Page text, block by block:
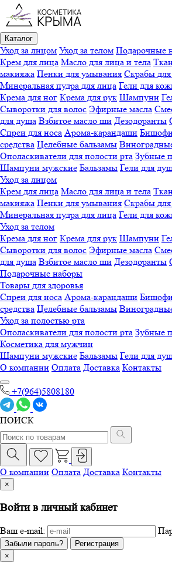
Каталог
Уход за лицом Уход за телом Подарочные
Крем для лица Масло для лица и тела
макияжа Пенки для умывания Скрабы
Минеральная пудра для лица Гели для
Крема для ног Крема для рук Шампуни
Сыворотки для волос Эфирные масла
для душа Взбитое масло ши Дезодоранты
Спреи для носа Арома-карандаши
средства Целебные бальзамы
Ополаскиватели для полости рта Зубные
Шампуни мужские Бальзамы Гели для
Уход за лицом
Крем для лица Масло для лица и тела
макияжа Пенки для умывания Скрабы
Минеральная пудра для лица Гели для
Уход за телом
Крема для ног Крема для рук Шампуни
Сыворотки для волос Эфирные масла
для душа Взбитое масло ши Дезодоранты
Подарочные наборы
Товары для здоровья
Спреи для носа Арома-карандаши
средства Целебные бальзамы
Уход за полостью рта
Ополаскиватели для полости рта Зубные
Косметика для мужчин
Шампуни мужские Бальзамы Гели для
О компании Оплата Доставка Контакты
+7(964)5808180
ПОИСК
О компании Оплата Доставка Контакты
×
Войти в личный кабинет
Ваш e-mail:
Забыли пароль?
Регистрация
×